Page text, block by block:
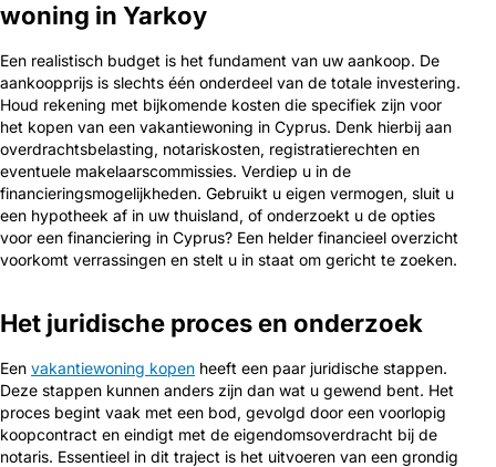
woning in Yarkoy
Een realistisch budget is het fundament van uw aankoop. De
aankoopprijs is slechts één onderdeel van de totale investering.
Houd rekening met bijkomende kosten die specifiek zijn voor
het kopen van een vakantiewoning in Cyprus. Denk hierbij aan
overdrachtsbelasting, notariskosten, registratierechten en
eventuele makelaarscommissies. Verdiep u in de
financieringsmogelijkheden. Gebruikt u eigen vermogen, sluit u
een hypotheek af in uw thuisland, of onderzoekt u de opties
voor een financiering in Cyprus? Een helder financieel overzicht
voorkomt verrassingen en stelt u in staat om gericht te zoeken.
Het juridische proces en onderzoek
Een vakantiewoning kopen heeft een paar juridische stappen.
Deze stappen kunnen anders zijn dan wat u gewend bent. Het
proces begint vaak met een bod, gevolgd door een voorlopig
koopcontract en eindigt met de eigendomsoverdracht bij de
notaris. Essentieel in dit traject is het uitvoeren van een grondig